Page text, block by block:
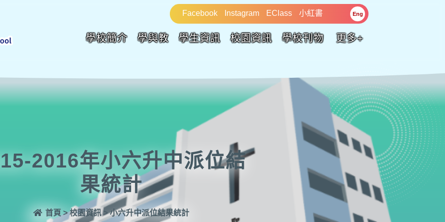
Facebook Instagram EClass 小紅書 Eng
學校簡介 學與教 學生資訊 校園資訊 學校刊物 更多+
2016年小六升中派位結
果統計
首頁 > 校園資訊 > 小六升中派位結果統計